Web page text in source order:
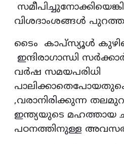
വിശദാംശങ്ങൾ
ടൈം കാപ്സ്യൂൾ
ഇന്ദിരാഗാന്ധി
വർഷ സമയപരിധി
,വരാനിരിക്കുന്ന
ഇന്ത്യയുടെ മഹത്തായ
പഠനത്തിനുള്ള